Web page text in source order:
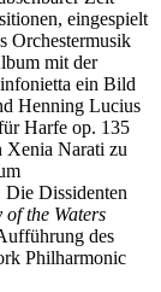
eingespielt
Orchestermusik
mit der
ein Bild
Henning Lucius
Harfe op. 135
Xenia Narati zu
Die Dissidenten
of the Waters
des
Philharmonic